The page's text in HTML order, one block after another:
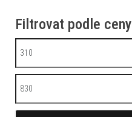
Filtrovat podle ceny
Minimální cena
Maximální cena